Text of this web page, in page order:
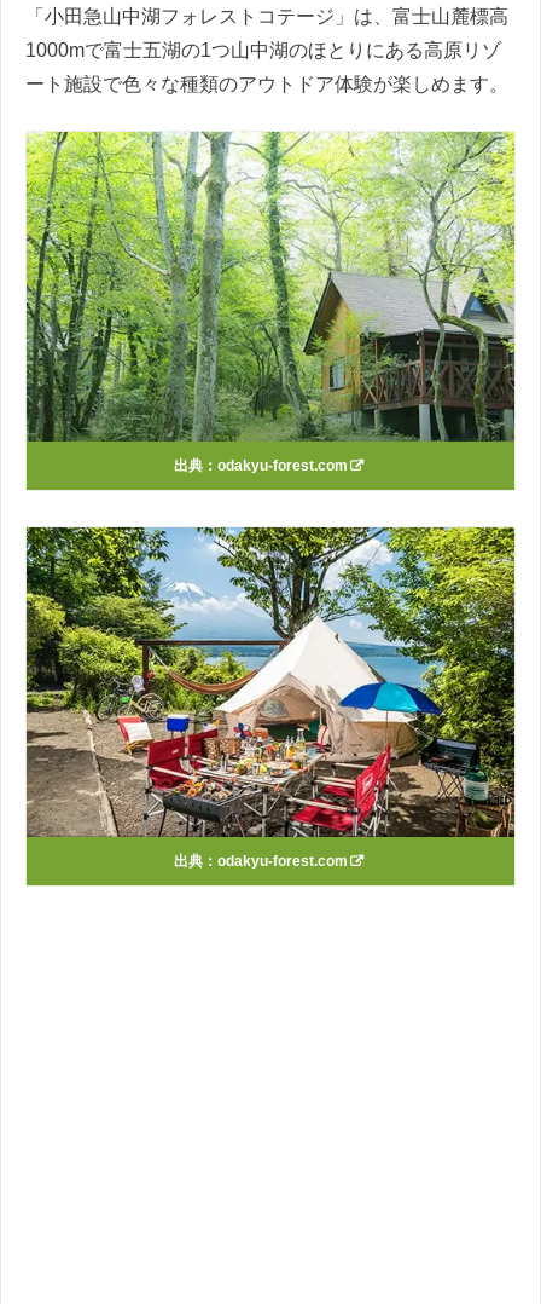
「小田急山中湖フォレストコテージ」は、富士山麓標高
1000mで富士五湖の1つ山中湖のほとりにある高原リゾ
ート施設で色々な種類のアウトドア体験が楽しめます。
出典： odakyu-forest.com
出典： odakyu-forest.com